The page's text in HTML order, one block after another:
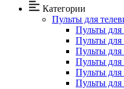
Категории
Пульты для
Пульты
Пульты
Пульты
Пульты
Пульты
Пульты